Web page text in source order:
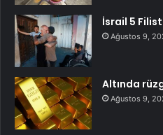
İsrail 5
Ağustos 9,
Altında
Ağustos 9,